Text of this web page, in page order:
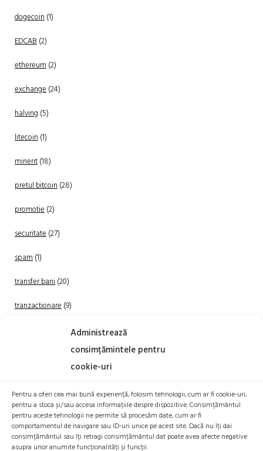
Administrează
consimțămintele pentru
cookie-uri
Pentru a oferi cea mai bună experiență, folosim tehnologii, cum ar fi cookie-uri,
pentru a stoca și/sau accesa informațiile despre dispozitive. Consimțământul
pentru aceste tehnologii ne permite să procesăm date, cum ar fi
comportamentul de navigare sau ID-uri unice pe acest site. Dacă nu îți dai
consimțământul sau îți retragi consimțământul dat poate avea afecte negative
asupra unor anumite funcționalități și funcții.
dogecoin(1)
EDCAB(2)
ethereum(2)
exchange(24)
halving (5)
litecoin(1)
minerit(18)
pretul bitcoin(28)
promotie(2)
securitate(27)
spam(1)
transfer bani(20)
tranzactionare(9)
(20)
TRANZACTIONEAZA